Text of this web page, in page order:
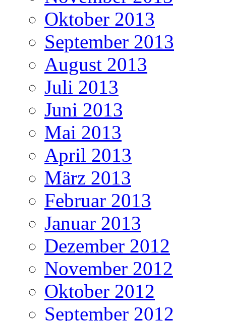
Oktober 2013
September 2013
August 2013
Juli 2013
Juni 2013
Mai 2013
April 2013
März 2013
Februar 2013
Januar 2013
Dezember 2012
November 2012
Oktober 2012
September 2012